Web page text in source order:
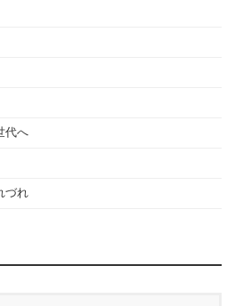
代へ
づれ